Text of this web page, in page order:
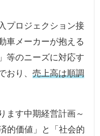
プロジェクション接
車メーカーが抱える
等のニーズに対応す
おり、売上高は順調
ます中期経営計画～
的価値」と「社会的